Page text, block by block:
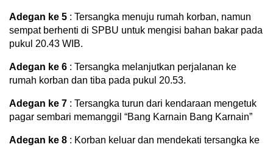
Adegan ke 5 : Tersangka menuju rumah korban, namun
sempat berhenti di SPBU untuk mengisi bahan bakar pada
pukul 20.43 WIB.
Adegan ke 6 : Tersangka melanjutkan perjalanan ke
rumah korban dan tiba pada pukul 20.53.
Adegan ke 7 : Tersangka turun dari kendaraan mengetuk
pagar sembari memanggil “Bang Karnain Bang Karnain”
Adegan ke 8 : Korban keluar dan mendekati tersangka ke